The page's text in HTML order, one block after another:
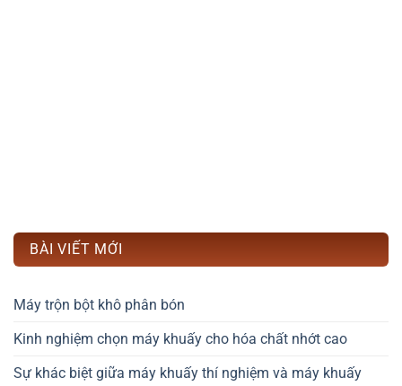
BÀI VIẾT MỚI
Máy trộn bột khô phân bón
Kinh nghiệm chọn máy khuấy cho hóa chất nhớt cao
Sự khác biệt giữa máy khuấy thí nghiệm và máy khuấy